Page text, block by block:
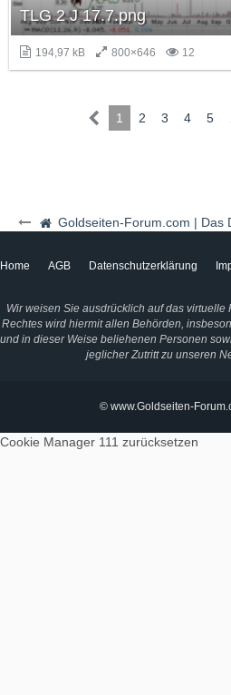
Goldseiten-Forum.com | Das
TLG 2 J 17.7.png
194,97 kB 800×646 12
1 2 3 4 5
Home AGB Datenschutzerklärung
Wir weisen Sie ausdrücklich auf das
Rechtes wird hiermit allen Behörden,
und in dieser Weise beliehenen Personen
jeglicher Zutritt zu unseren
© www.Goldseiten-
Cookie Manager 111 zurücksetzen